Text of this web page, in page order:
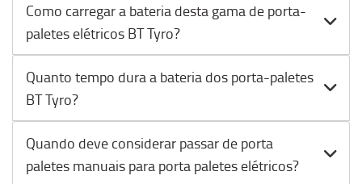
Como carregar a bateria desta gama de porta-
paletes elétricos BT Tyro?
Quanto tempo dura a bateria dos porta-paletes
BT Tyro?
Quando deve considerar passar de porta
paletes manuais para porta paletes elétricos?